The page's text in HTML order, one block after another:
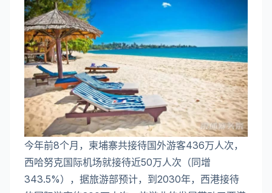
今年前8个月，柬埔寨共接待国外游客436万人次，
西哈努克国际机场就接待近50万人次（同增
343.5%），据旅游部预计，到2030年，西港接待